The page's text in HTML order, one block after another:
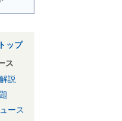
ップ
ス
説
ース